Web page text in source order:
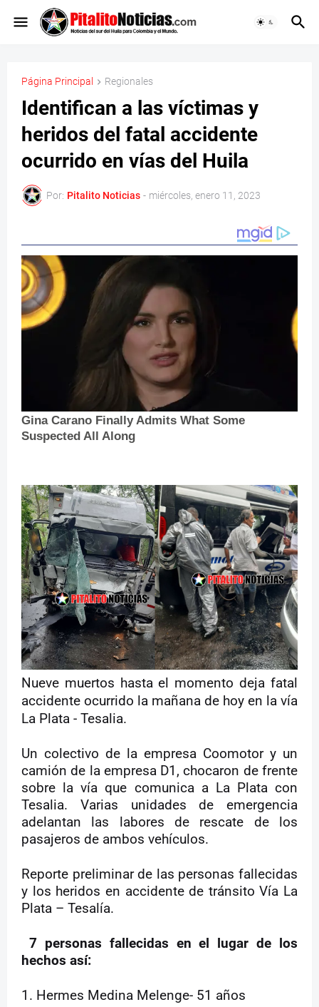
Página Principal Regionales
Identifican a las víctimas y
heridos del fatal accidente
ocurrido en vías del Huila
Por: Pitalito Noticias - miércoles, enero 11, 2023
Nueve muertos hasta el momento deja fatal
accidente ocurrido la mañana de hoy en la vía
La Plata - Tesalia.
Un colectivo de la empresa Coomotor y un
camión de la empresa D1, chocaron de frente
sobre la vía que comunica a La Plata con
Tesalia. Varias unidades de emergencia
adelantan las labores de rescate de los
pasajeros de ambos vehículos.
Reporte preliminar de las personas fallecidas
y los heridos en accidente de tránsito Vía La
Plata – Tesalía.
7 personas fallecidas en el lugar de los
hechos así:
1. Hermes Medina Melenge- 51 años